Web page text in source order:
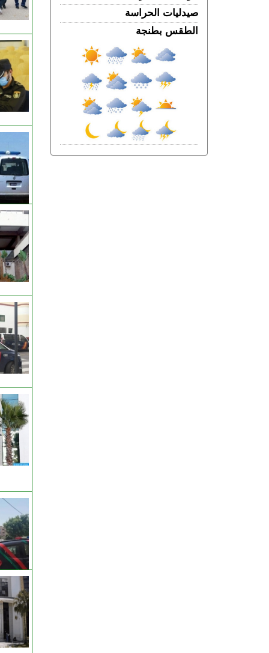
وقود دون أداء
الجمعة 07 غشت | 11:02
طنجة وبرشلونة
مصدر دبلوماسي: إعادة القاصرين غير
رسمياً “أمان” و”مدار” في شوارع طنجة..
تكنولوجيا مغربية متقدمة في خدمة الأمن
صيدليات الحراسة
الطقس بطنجة